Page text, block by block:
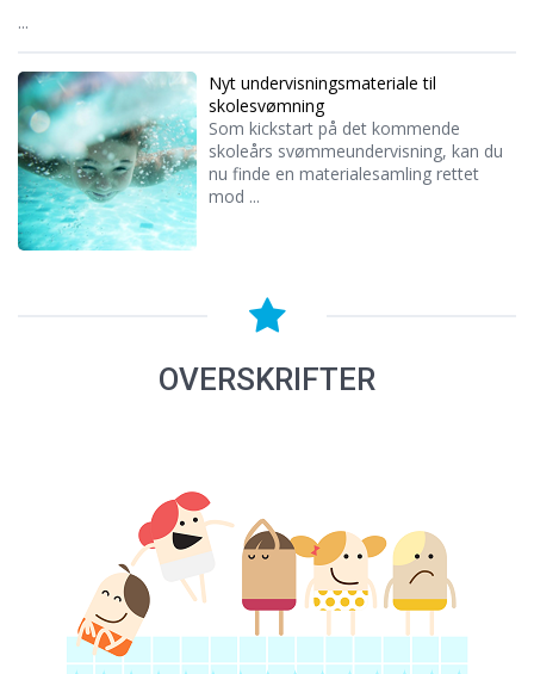
...
Nyt undervisningsmateriale til
skolesvømning
Som kickstart på det kommende
skoleårs svømmeundervisning, kan du
nu finde en materialesamling rettet
mod ...
OVERSKRIFTER